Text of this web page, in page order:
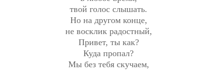
твой голос слышать.
Но на другом конце,
не восклик радостный,
Привет, ты как?
Куда пропал?
Мы без тебя скучаем,